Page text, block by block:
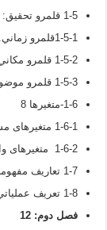
1-5 قلمرو تحقيق: 8
1-5-1قلمرو زماني.. 8
1-5-2 قلمرو مکاني تحقيق.. 8
1-5-3 قلمرو موضوعي تحقيق: 8
1-6-متغیرها 8
1-6-1 متغیرهای مستقل.. 8
1-6-2 متغیرهای وابسته: 9
1-7 تعاریف مفهومی(نظری) 9
1-8 تعريف عملياتي: 10
فصل دوم: 12